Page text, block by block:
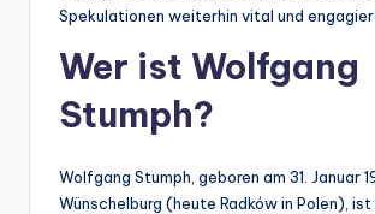
Spekulationen weiterhin vital und
Wer ist Wolfgang
Stumph?
Wolfgang Stumph, geboren am 31. Januar
Wünschelburg (heute Radków in Polen),